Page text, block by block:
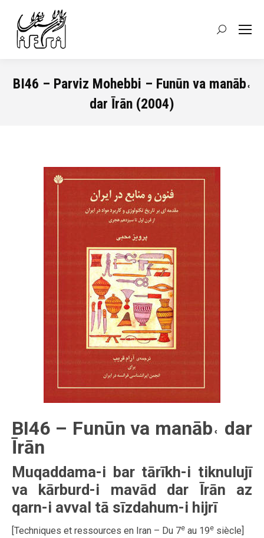
Recherche
BI46 – Parviz Mohebbi – Funūn va manāb˓
dar Īrān (2004)
BI46 – Funūn va manāb˓ dar
Īrān
Muqaddama-i bar tārīkh-i tiknulujī
va kārburd-i mavād dar Īrān az
qarn-i avval tā sīzdahum-i hijrī
[Techniques et ressources en Iran – Du 7e au 19e siècle]